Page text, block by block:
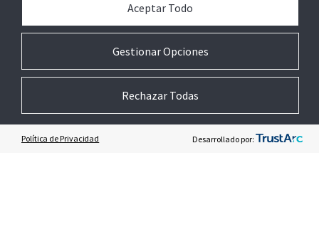
+34 91 954 58 60
Gestionar Opciones
Aceptar Todo
Rechazar Todas
Política de Privacidad Desarrollado por: